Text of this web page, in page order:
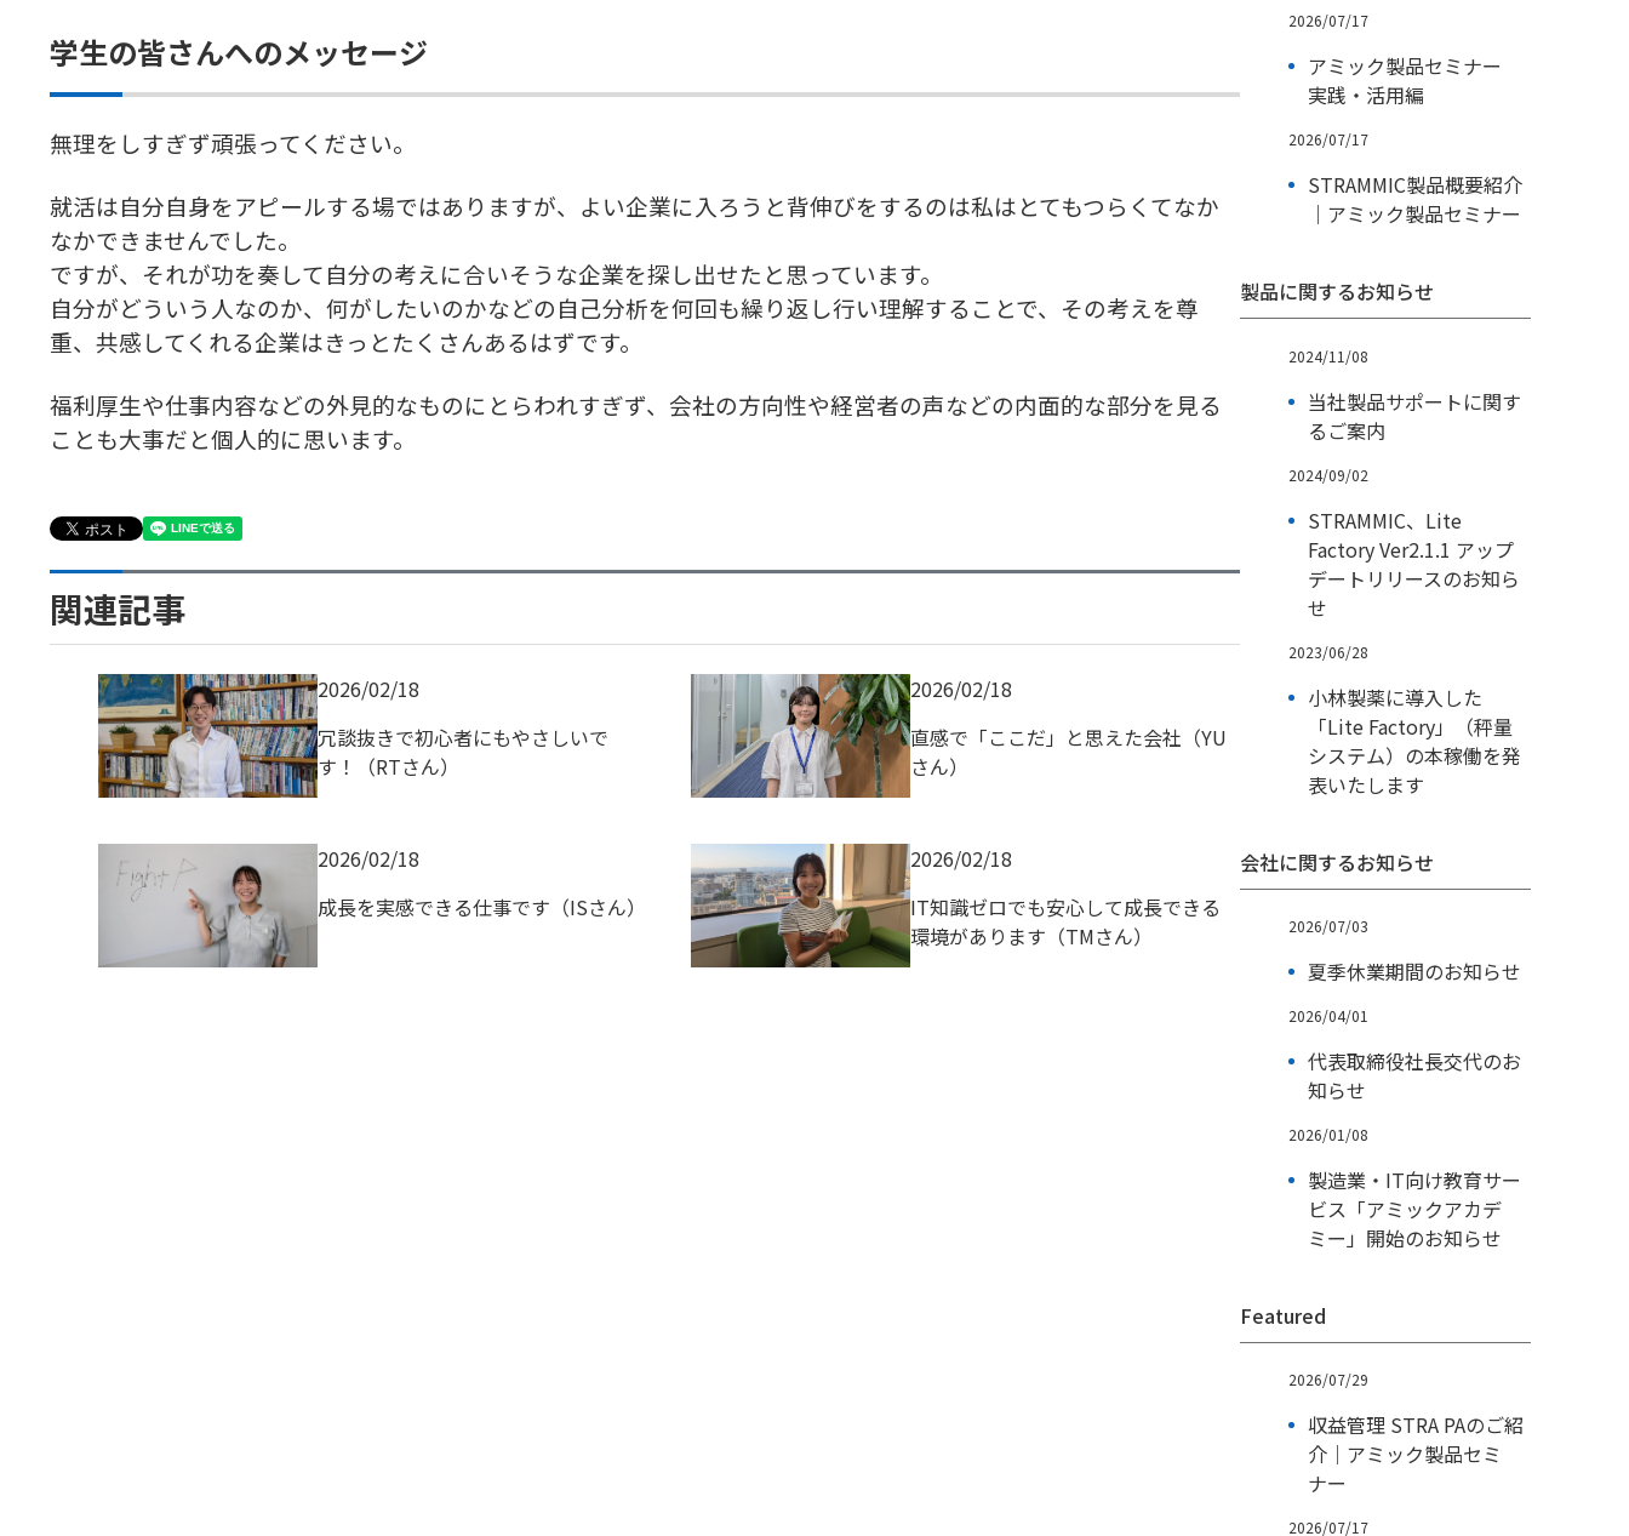
学生の皆さんへのメッセージ
無理をしすぎず頑張ってください。
就活は自分自身をアピールする場ではありますが、よい企業に入ろうと背伸びをするのは私はとてもつらくてなか
なかできませんでした。
ですが、それが功を奏して自分の考えに合いそうな企業を探し出せたと思っています。
自分がどういう人なのか、何がしたいのかなどの自己分析を何回も繰り返し行い理解することで、その考えを尊
重、共感してくれる企業はきっとたくさんあるはずです。
福利厚生や仕事内容などの外見的なものにとらわれすぎず、会社の方向性や経営者の声などの内面的な部分を見る
ことも大事だと個人的に思います。
関連記事
2026/02/18
冗談抜きで初心者にもやさしいで
す！（RTさん）
2026/02/18
直感で「ここだ」と思えた会社（YU
さん）
2026/02/18
成長を実感できる仕事です（ISさん）
2026/02/18
IT知識ゼロでも安心して成長できる
環境があります（TMさん）
2026/07/17
アミック製品セミナー
実践・活用編
2026/07/17
STRAMMIC製品概要紹介
｜アミック製品セミナー
製品に関するお知らせ
2024/11/08
当社製品サポートに関す
るご案内
2024/09/02
STRAMMIC、Lite
Factory Ver2.1.1 アップ
デートリリースのお知ら
せ
2023/06/28
小林製薬に導入した
「Lite Factory」（秤量
システム）の本稼働を発
表いたします
会社に関するお知らせ
2026/07/03
夏季休業期間のお知らせ
2026/04/01
代表取締役社長交代のお
知らせ
2026/01/08
製造業・IT向け教育サー
ビス「アミックアカデ
ミー」開始のお知らせ
Featured
2026/07/29
収益管理 STRA PAのご紹
介｜アミック製品セミ
ナー
2026/07/17